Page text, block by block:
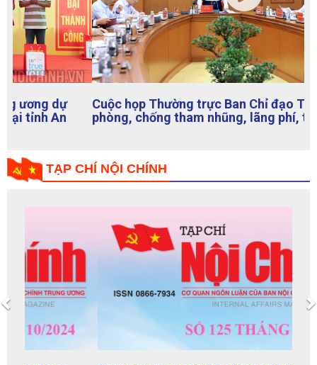
Cuộc họp Thường trực Ban Chỉ đạo Trung ương về
TẠP CHÍ NỘI CHÍNH
Giới thiệu Tạp chí Nội chính số 125 tháng
Previous